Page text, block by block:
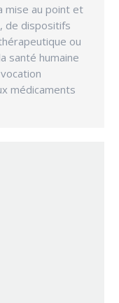
mise au point et
de dispositifs
ou
santé humaine
médicaments